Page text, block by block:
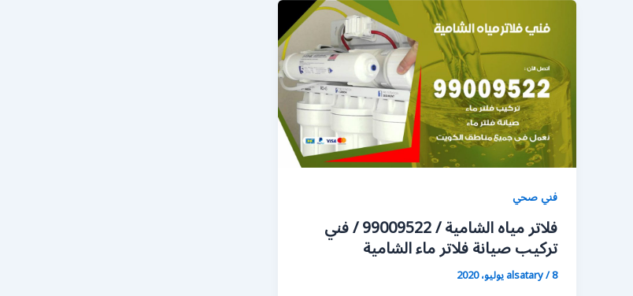
فني صحي
فلاتر مياه الشامية / 99009522 / فني
تركيب صيانة فلاتر ماء الشامية
alsatary/8 يوليو، 2020